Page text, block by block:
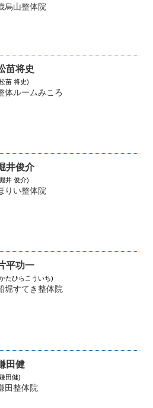
烏山整体院
苗将史
苗 将史)
体ルームみころ
井俊介
井 俊介)
りい整体院
平功一
たひらこういち)
堀すてき整体院
田健
田健)
田整体院